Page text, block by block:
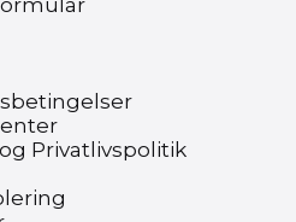
Privatlivspolitik